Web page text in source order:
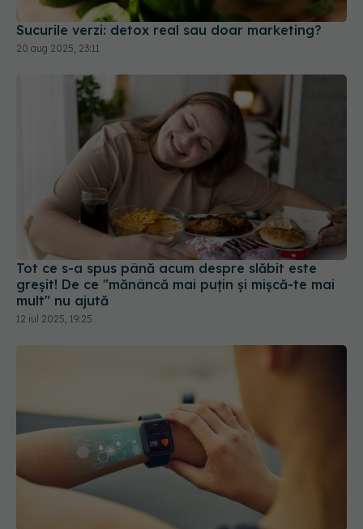
Tot ce s-a spus până acum despre slăbit este
greșit! De ce "mănâncă mai puțin și mișcă-te mai
mult" nu ajută
12 iul 2025, 19:25
Ceasul spune că ai făcut 10.000 de pași? Nu e
chiar așa! 5 lucruri pe care NU le-ai știut despre
smartwatch-ul tău